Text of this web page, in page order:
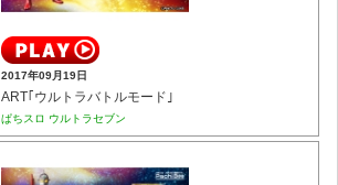
2017年09月19日
ART｢ウルトラバトルモード｣
ぱちスロ ウルトラセブン